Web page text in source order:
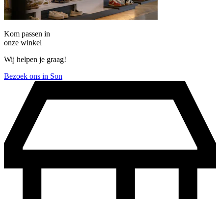
Kom passen in
onze winkel
Wij helpen je graag!
Bezoek ons in Son